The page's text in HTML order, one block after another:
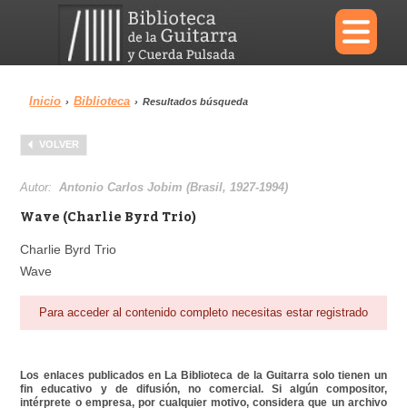
×
Menu
Biblioteca Diccionario
Área personal
Inicio › Biblioteca › Resultados búsqueda
VOLVER
Autor:Antonio Carlos Jobim (Brasil, 1927-1994)
Wave (Charlie Byrd Trio)
Charlie Byrd Trio
Wave
Para acceder al contenido completo necesitas estar registrado
Los enlaces publicados en La Biblioteca de la Guitarra solo tienen un
fin educativo y de difusión, no comercial. Si algún compositor,
intérprete o empresa, por cualquier motivo, considera que un archivo